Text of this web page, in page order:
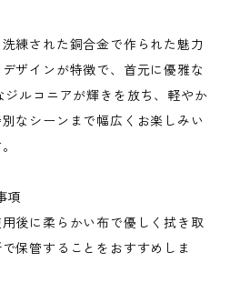
練された銅合金で作られた魅力
ザインが特徴で、首元に優雅な
ルコニアが輝きを放ち、軽やか
なシーンまで幅広くお楽しみい
項
後に柔らかい布で優しく拭き取
保管することをおすすめしま